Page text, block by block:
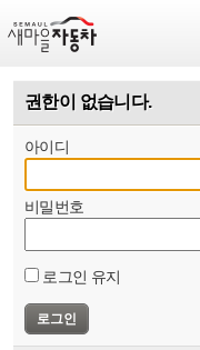
권한이 없습니다.
아이디
비밀번호
로그인 유지